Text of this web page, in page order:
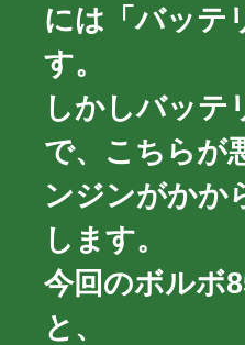
には「バッテ
す。
しかしバッテ
で、こちらが
ンジンがかか
します。
今回のボルボ
と、